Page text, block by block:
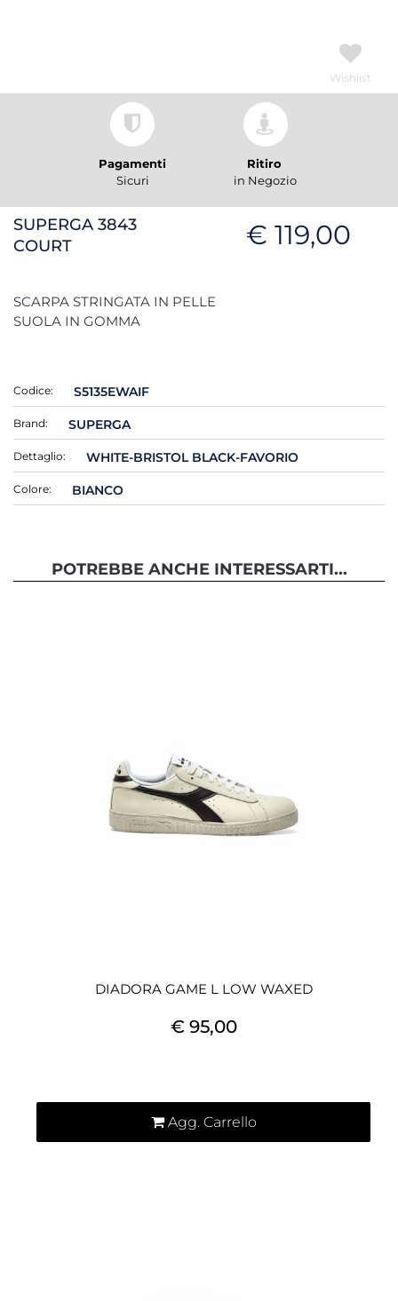
Wishlist
Pagamenti
Sicuri
Ritiro
in Negozio
SUPERGA 3843
COURT
€ 119,00
SCARPA STRINGATA IN PELLE
SUOLA IN GOMMA
Codice: S5135EWAIF
Brand: SUPERGA
Dettaglio: WHITE-BRISTOL BLACK-FAVORIO
Colore: BIANCO
POTREBBE ANCHE INTERESSARTI...
DIADORA GAME L LOW WAXED
€ 95,00
Agg. Carrello